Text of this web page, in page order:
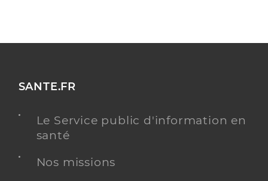
SANTE.FR
Le Service public d'information en
santé
Nos missions